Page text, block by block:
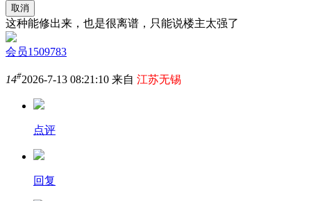
取消
这种能修出来，也是很离谱，只能说楼主太强了
会员1509783
14#2026-7-13 08:21:10 来自 江苏无锡
点评
回复